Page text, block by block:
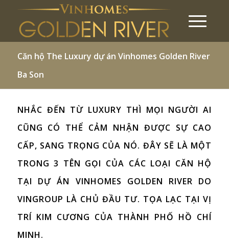
Căn hộ The Luxury dự án Vinhomes Golden River
Ba Son
NHẮC ĐẾN TỪ LUXURY THÌ MỌI NGƯỜI AI
CŨNG CÓ THỂ CẢM NHẬN ĐƯỢC SỰ CAO
CẤP, SANG TRỌNG CỦA NÓ. ĐÂY SẼ LÀ MỘT
TRONG 3 TÊN GỌI CỦA CÁC LOẠI CĂN HỘ
TẠI DỰ ÁN VINHOMES GOLDEN RIVER DO
VINGROUP LÀ CHỦ ĐẦU TƯ. TỌA LẠC TẠI VỊ
TRÍ KIM CƯƠNG CỦA THÀNH PHỐ HỒ CHÍ
MINH.